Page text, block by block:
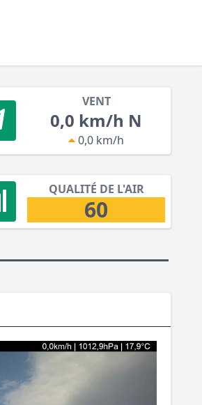
VENT
0,0 km/h N
0,0 km/h
QUALITÉ DE L'AIR
60